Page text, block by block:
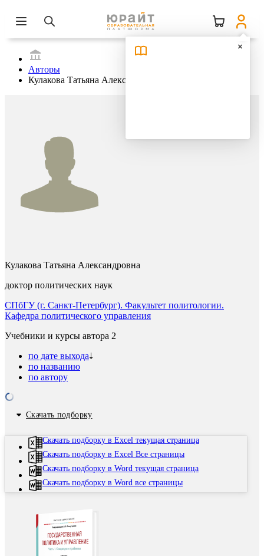
Авторы
Кулакова Татьяна Александровна
Кулакова Татьяна Александровна
доктор политических наук
СПбГУ (г. Санкт-Петербург). Факультет политологии.
Кафедра политического управления
Учебники и курсы автора 2
по дате выхода
по названию
по автору
Скачать подборку
Скачать подборку в Excel текущая страница
Скачать подборку в Excel Все страницы
Скачать подборку в Word текущая страница
Скачать подборку в Word все страницы